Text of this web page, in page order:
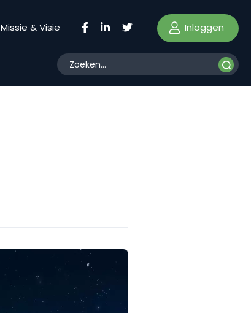
Missie & Visie Inloggen